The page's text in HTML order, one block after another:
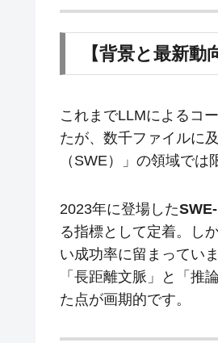
【背景と最新動
これまでLLMによるコ
たが、数千ファイルに
（SWE）」の領域では
2023年に登場した
る指標として定着。し
い成功率に留まってい
「長距離文脈」と「推
た点が画期的です。